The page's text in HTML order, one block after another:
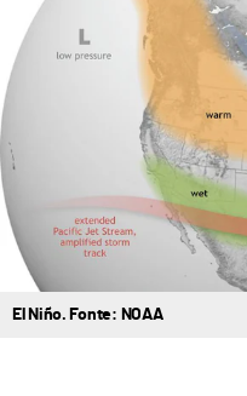
El Niño. Fonte: NOAA